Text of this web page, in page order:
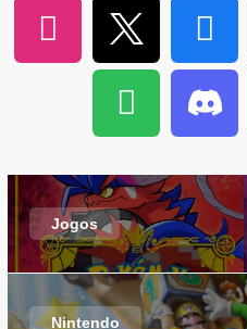
Jogos
Nintendo